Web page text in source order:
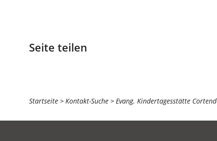
Seite teilen
Sie
befinden
Startseite Kontakt-Suche Evang. Kindertagesstätte